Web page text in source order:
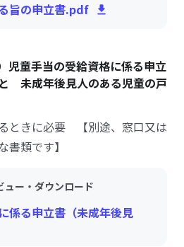
旨の申立書.pdf
児童手当の受給資格に係る申立
未成年後見人のある児童の戸
ときに必要 【別途、窓口又は
書類です】
ュー・ダウンロード
係る申立書（未成年後見